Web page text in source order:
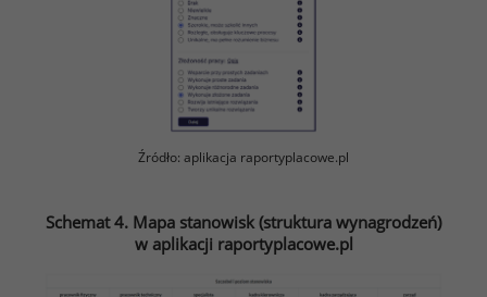
Źródło: aplikacja raportyplacowe.pl
Schemat 4. Mapa stanowisk (struktura wynagrodzeń)
w aplikacji raportyplacowe.pl